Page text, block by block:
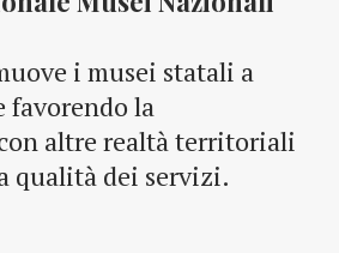
i musei statali a
favorendo la
altre realtà territoriali
qualità dei servizi.